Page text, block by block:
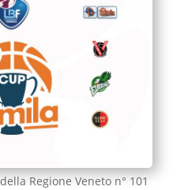
Regione Veneto n° 101